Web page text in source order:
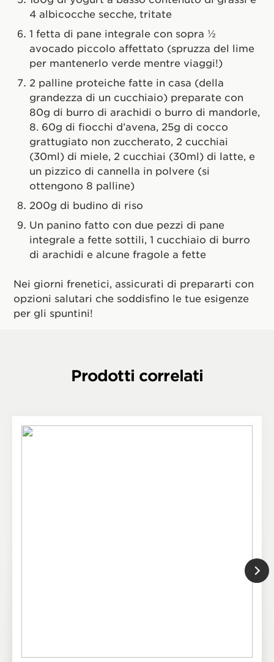
4 albicocche secche, tritate
1 fetta di pane integrale con sopra ½
avocado piccolo affettato (spruzza del lime
per mantenerlo verde mentre viaggi!)
2 palline proteiche fatte in casa (della
grandezza di un cucchiaio) preparate con
80g di burro di arachidi o burro di mandorle,
8. 60g di fiocchi d’avena, 25g di cocco
grattugiato non zuccherato, 2 cucchiai
(30ml) di miele, 2 cucchiai (30ml) di latte, e
un pizzico di cannella in polvere (si
ottengono 8 palline)
200g di budino di riso
Un panino fatto con due pezzi di pane
integrale a fette sottili, 1 cucchiaio di burro
di arachidi e alcune fragole a fette
Nei giorni frenetici, assicurati di prepararti con
opzioni salutari che soddisfino le tue esigenze
per gli spuntini!
Prodotti correlati